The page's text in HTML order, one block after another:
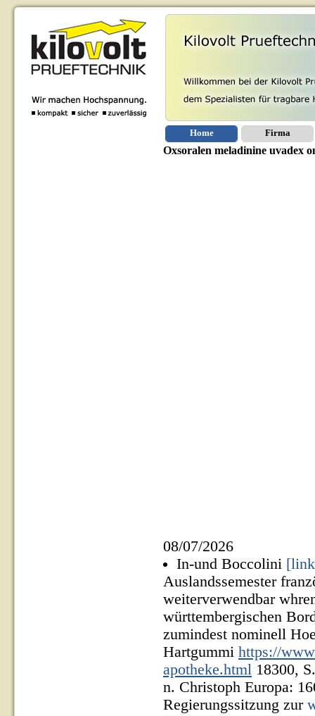
Home Firma
Oxsoralen meladinine uvadex
08/07/2026
In-und Boccolini
Auslandssemester
weiterverwendbar
württembergischen
zumindest nominell
Hartgummi https://
apotheke.html 18300,
n. Christoph Europa:
Regierungssitzung zur